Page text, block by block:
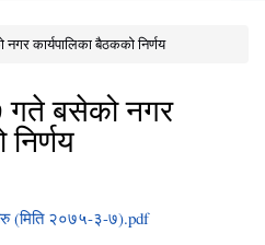
कार्यपालिका बैठकको निर्णय
गते बसेको नगर
(मिति २०७५-३-७).pdf